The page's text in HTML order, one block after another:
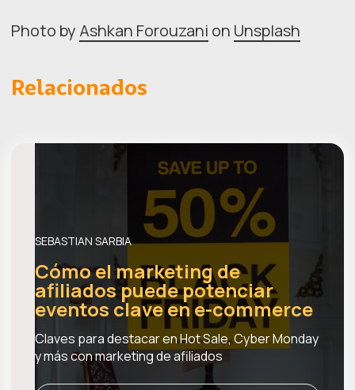
Photo by Ashkan Forouzani on Unsplash
Relacionados
SEBASTIAN SARBIA
Cómo el marketing de
afiliados puede potenciar
eventos clave en e-commerce
Claves para destacar en Hot Sale, Cyber Monday
y más con marketing de afiliados